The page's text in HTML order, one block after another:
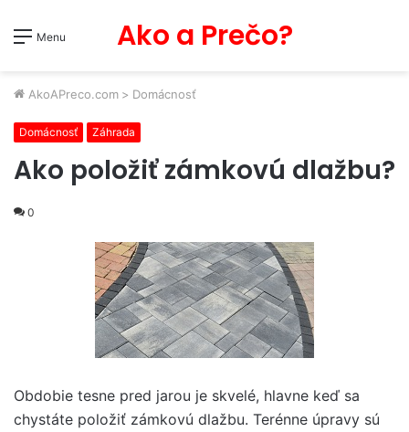
Menu Ako a Prečo?
AkoAPreco.com > Domácnosť
Domácnosť Záhrada
Ako položiť zámkovú dlažbu?
0
Obdobie tesne pred jarou je skvelé, hlavne keď sa
chystáte položiť zámkovú dlažbu. Terénne úpravy sú